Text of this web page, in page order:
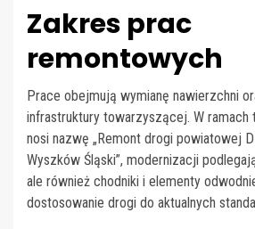
Zakres prac
remontowych
Prace obejmują wymianę nawierzchni
infrastruktury towarzyszącej. W ramach
nosi nazwę „Remont drogi powiatowej
Wyszków Śląski”, modernizacji
ale również chodniki i elementy
dostosowanie drogi do aktualnych